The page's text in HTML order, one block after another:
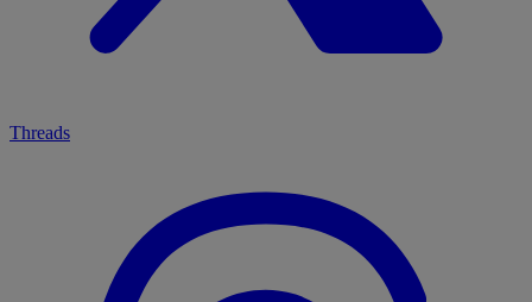
Threads